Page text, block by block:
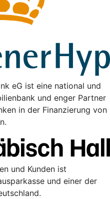
eG ist eine national und
und enger Partner
in der Finanzierung von
und Kunden ist
und einer der